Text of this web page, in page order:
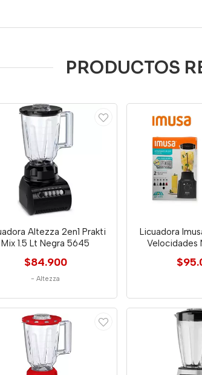
PRODUCTOS
Altezza 2en1 Prakti
Mix 1.5 Lt Negra 5645
$84.900
-Altezza
Licuadora
Velocidades